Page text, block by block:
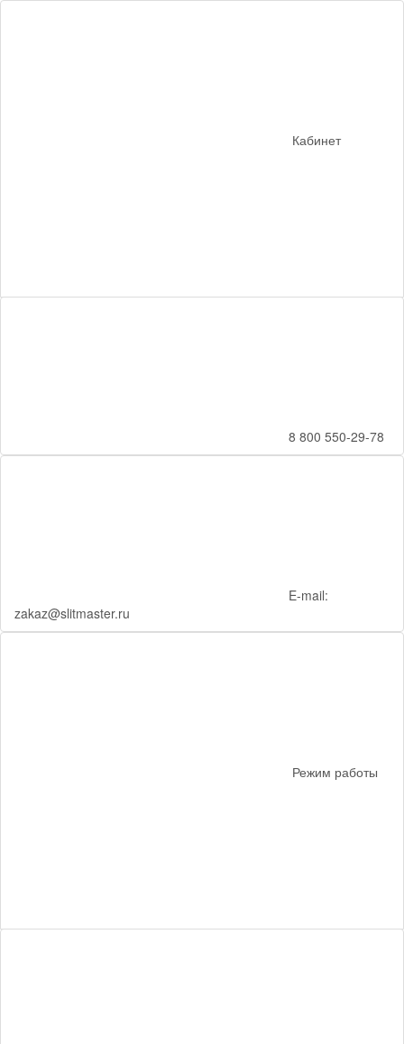
Кабинет
8 800 550-29-78
E-mail:
zakaz@slitmaster.ru
Режим работы